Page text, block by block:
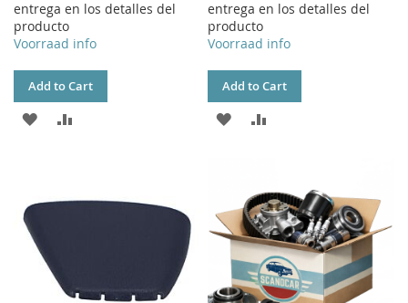
entrega en los detalles del
producto
Voorraad info
Add to Cart
ADD
entrega en los detalles del
producto
Voorraad info
Add to Cart
ADD
LIST